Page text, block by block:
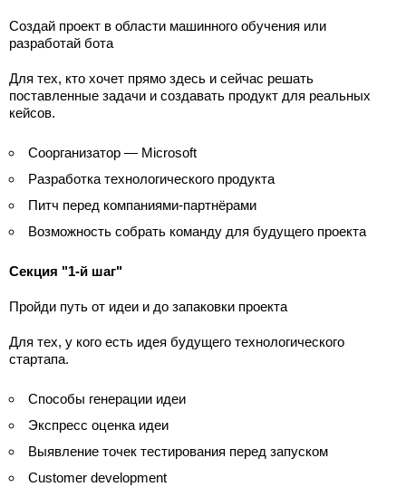
Создай проект в области машинного обучения или
разработай бота
Для тех, кто хочет прямо здесь и сейчас решать
поставленные задачи и создавать продукт для реальных
кейсов.
Соорганизатор — Microsoft
Разработка технологического продукта
Питч перед компаниями-партнёрами
Возможность собрать команду для будущего проекта
Секция "1-й шаг"
Пройди путь от идеи и до запаковки проекта
Для тех, у кого есть идея будущего технологического
стартапа.
Способы генерации идеи
Экспресс оценка идеи
Выявление точек тестирования перед запуском
Customer development